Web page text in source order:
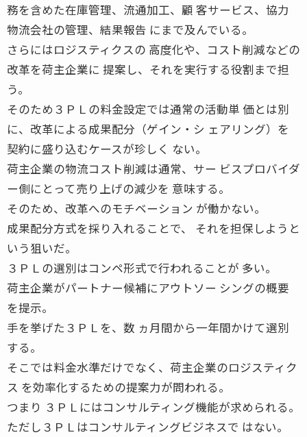
務を含めた在庫管理、流通加工、顧 客サービス、協力
物流会社の管理、結果報告 にまで及んでいる。
さらにはロジスティクスの 高度化や、コスト削減などの
改革を荷主企業に 提案し、それを実行する役割まで担
う。
そのため３ＰＬの料金設定では通常の活動単 価とは別
に、改革による成果配分（ゲイン・シ ェアリング）を
契約に盛り込むケースが珍しく ない。
荷主企業の物流コスト削減は通常、サー ビスプロバイダ
ー側にとって売り上げの減少を 意味する。
そのため、改革へのモチベーション が働かない。
成果配分方式を採り入れることで、 それを担保しようと
いう狙いだ。
３ＰＬの選別はコンペ形式で行われることが 多い。
荷主企業がパートナー候補にアウトソー シングの概要
を提示。
手を挙げた３ＰＬを、数 ヵ月間から一年間かけて選別
する。
そこでは料金水準だけでなく、荷主企業のロジスティク
ス を効率化するための提案力が問われる。
つまり ３ＰＬにはコンサルティング機能が求められる。
ただし３ＰＬはコンサルティングビジネスで はない。